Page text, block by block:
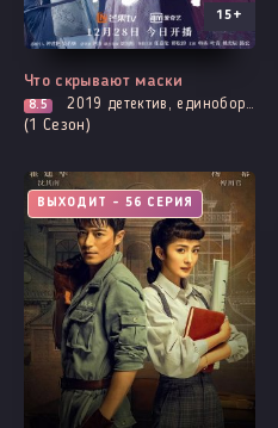
15+
Что скрывают маски
8.5 2019 детектив, единоборства, мистика, комедия, мелодрама, расследование, романтика
(1 Сезон)
ВЫХОДИТ - 56 СЕРИЯ